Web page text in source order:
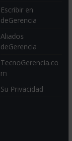
Escribir en
deGerencia
Aliados
deGerencia
TecnoGerencia.co
m
Su Privacidad